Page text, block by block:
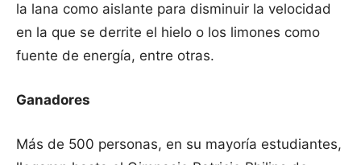
la lana como aislante para disminuir la velocidad
en la que se derrite el hielo o los limones como
fuente de energía, entre otras.
Ganadores
Más de 500 personas, en su mayoría estudiantes,